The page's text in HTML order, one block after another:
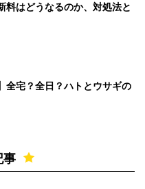
料はどうなるのか、対処法と
全宅？全日？ハトとウサギの
事